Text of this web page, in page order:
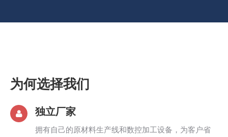
为何选择我们
独立厂家
拥有自己的原材料生产线和数控加工设备，为客户省